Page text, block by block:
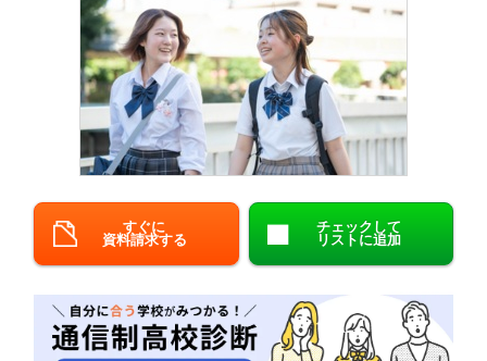
北海道・東北
北陸・甲信越
中国
九州・沖縄
すぐに
資料請求する
チェックして
リストに追加